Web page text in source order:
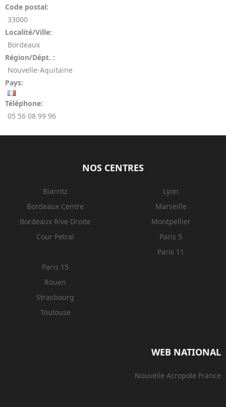
Code postal:
33000
Localité/Ville:
Bordeaux
Région/Dépt. :
Nouvelle-Aquitaine
Pays:
Téléphone:
05 56 08 99 96
NOS CENTRES
Biarritz
Bordeaux Centre
Bordeaux Rive Droite
Cour Petral
Lyon
Marseille
Montpellier
Paris 5
Paris 11
Paris 15
Rouen
Strasbourg
Toulouse
WEB NATIONAL
Nouvelle Acropole France